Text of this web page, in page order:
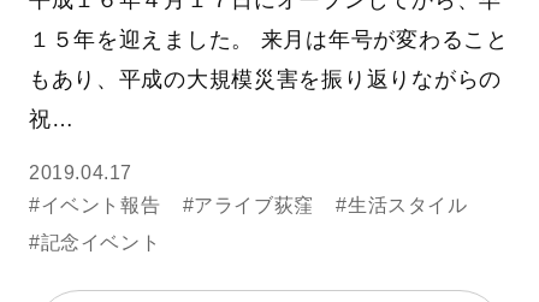
１５年を迎えました。 来月は年号が変わること
もあり、平成の大規模災害を振り返りながらの
祝…
2019.04.17
#イベント報告
#アライブ荻窪
#生活スタイル
#記念イベント